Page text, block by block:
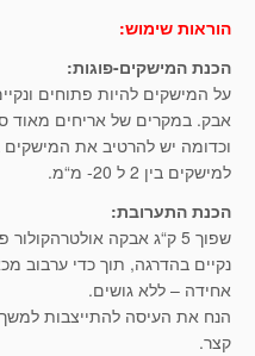
הוראות שימוש:
הכנת המישקים-פוגות:
על המישקים להיות פתוחים
אבק. במקרים של אריחים מאוד
וכדומה יש להרטיב את
למישקים בין 2 ל 20- מ“מ.
הכנת התערובת:
נקיים בהדרגה, תוך כדי ערבוב
אחידה – ללא גושים.
קצר.